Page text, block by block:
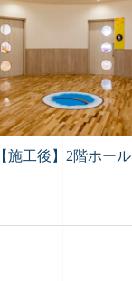
【施工後】2階ホール